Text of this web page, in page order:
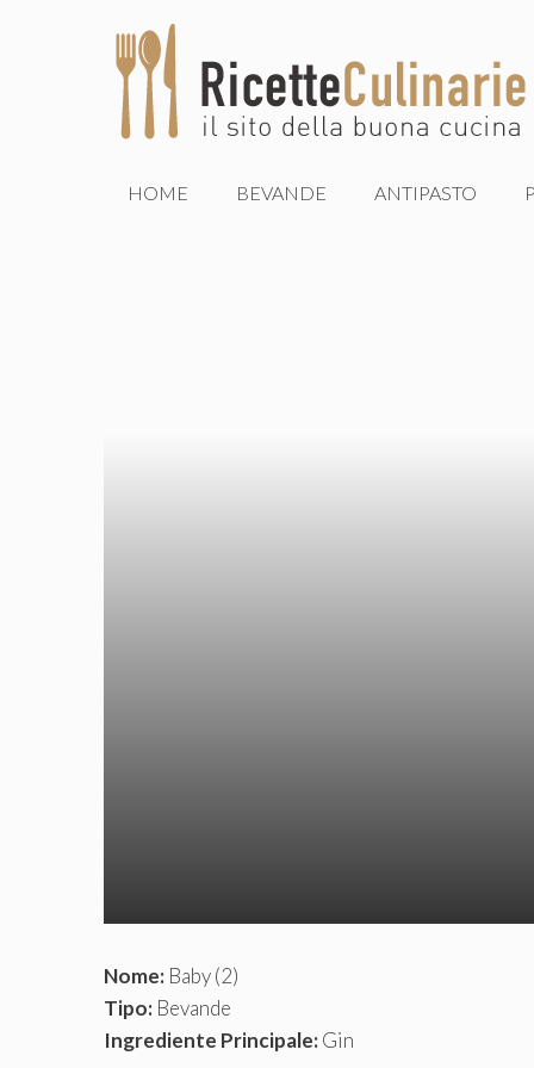
HOME BEVANDE ANTIPASTO
Nome: Baby (2)
Tipo: Bevande
Ingrediente Principale:Gin